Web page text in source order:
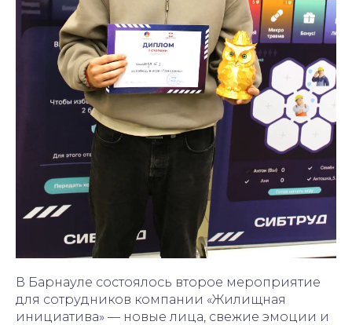
В Барнауле состоялось второе мероприятие
для сотрудников компании «Жилищная
инициатива» — новые лица, свежие эмоции и